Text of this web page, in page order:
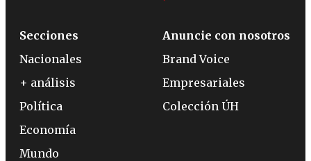
Secciones
Nacionales
+ análisis
Política
Economía
Mundo
Anuncie con nosotros
Brand Voice
Empresariales
Colección ÚH